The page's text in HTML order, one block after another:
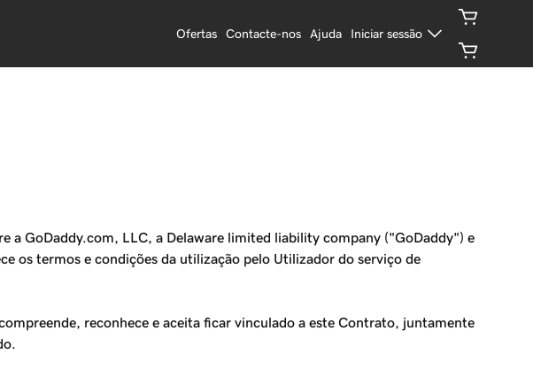
Ofertas Contacte-nos Ajuda Iniciar sessão
a GoDaddy.com, LLC, a Delaware limited liability company ("GoDaddy") e
os termos e condições da utilização pelo Utilizador do serviço de
reconhece e aceita ficar vinculado a este Contrato, juntamente